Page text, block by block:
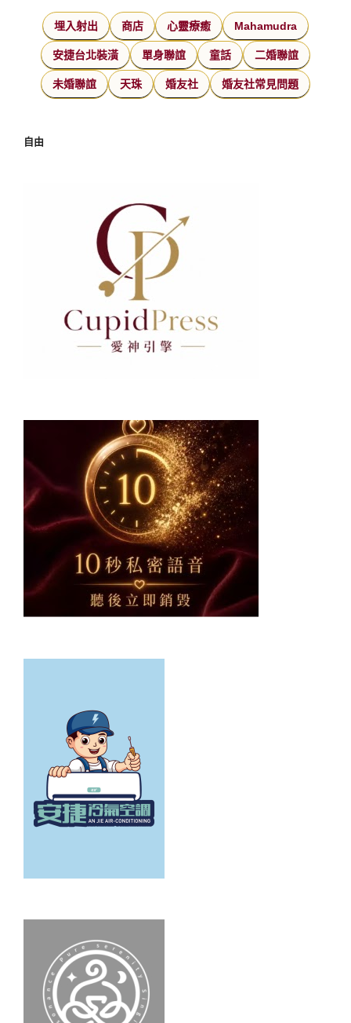
埋入射出 商店 心靈療癒 Mahamudra
安捷台北裝潢 單身聯誼 童話 二婚聯誼
未婚聯誼 天珠 婚友社 婚友社常見問題
自由